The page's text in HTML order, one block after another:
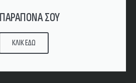
ΣΟΥ
ΚΛΙΚ ΕΔΩ